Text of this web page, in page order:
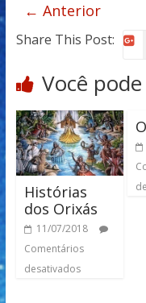
← Anterior
Share This Post:
Você
Histórias
dos Orixás
11/07/2018
Comentários
desativados